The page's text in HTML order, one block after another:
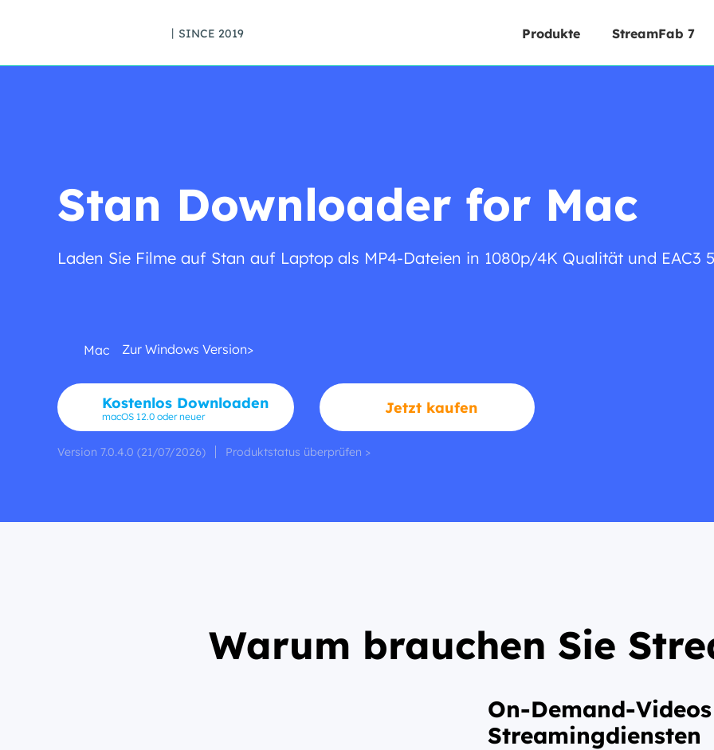
丨SINCE 2019 Produkte StreamFab 7
Stan Downloader for Mac
Laden Sie Filme auf Stan auf Laptop als MP4-Dateien in 1080p/4K Qualität und EAC3
Mac Zur Windows Version>
Kostenlos Downloaden
macOS 12.0 oder neuer Jetzt kaufen
Version 7.0.4.0 (21/07/2026) Produktstatus überprüfen >
Warum brauchen Sie
On-Demand-
Streamingdiensten